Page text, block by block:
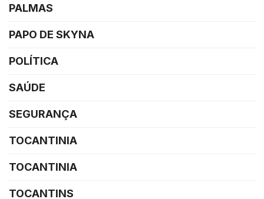
PALMAS
PAPO DE SKYNA
POLÍTICA
SAÚDE
SEGURANÇA
TOCANTINIA
TOCANTINIA
TOCANTINS